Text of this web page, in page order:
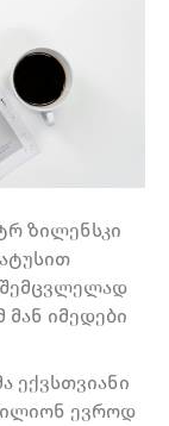
ზილენსკი
შემცვლელად
მან იმედები
ექვსთვიანი
ევროდ